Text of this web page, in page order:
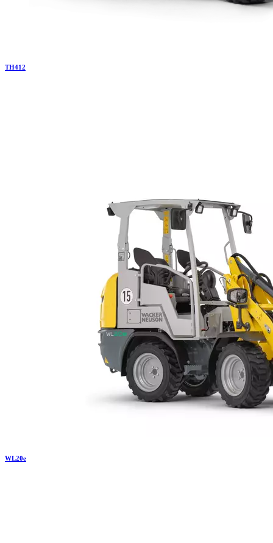
TH412
WL20e